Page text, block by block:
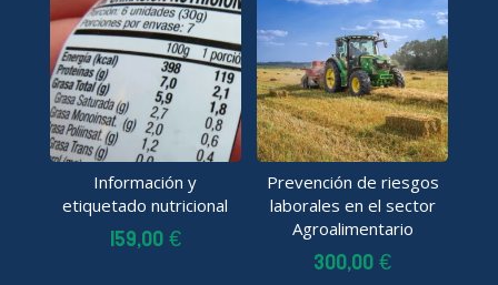
Información y
etiquetado nutricional
159,00€
Prevención de riesgos
laborales en el sector
Agroalimentario
300,00€